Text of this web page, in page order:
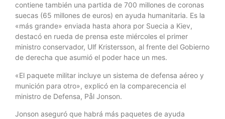
contiene también una partida de 700 millones de coronas
suecas (65 millones de euros) en ayuda humanitaria. Es la
«más grande» enviada hasta ahora por Suecia a Kiev,
destacó en rueda de prensa este miércoles el primer
ministro conservador, Ulf Kristersson, al frente del Gobierno
de derecha que asumió el poder hace un mes.
«El paquete militar incluye un sistema de defensa aéreo y
munición para otro», explicó en la comparecencia el
ministro de Defensa, Pål Jonson.
Jonson aseguró que habrá más paquetes de ayuda